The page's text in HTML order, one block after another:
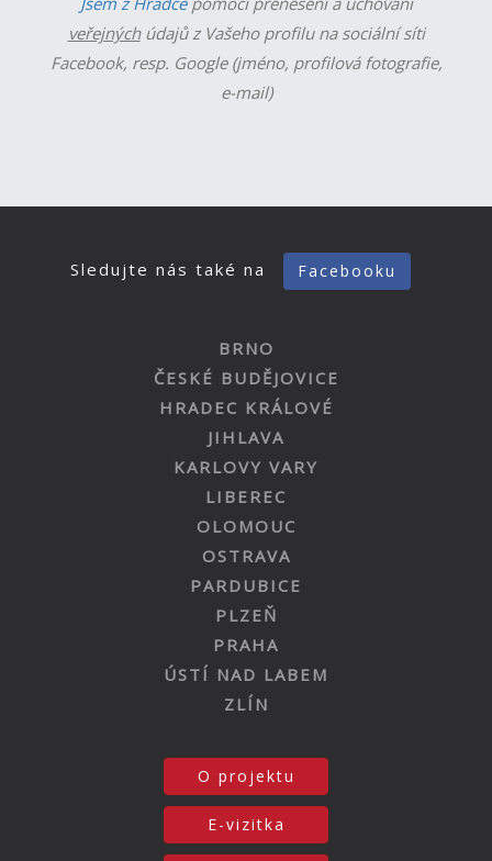
veřejnýchúdajů z Vašeho profilu na sociální síti
Facebook, resp. Google (jméno, profilová fotografie,
e-mail)
Sledujte nás také na Facebooku
BRNO
ČESKÉ BUDĚJOVICE
HRADEC KRÁLOVÉ
JIHLAVA
KARLOVY VARY
LIBEREC
OLOMOUC
OSTRAVA
PARDUBICE
PLZEŇ
PRAHA
ÚSTÍ NAD LABEM
ZLÍN
O projektu
E-vizitka